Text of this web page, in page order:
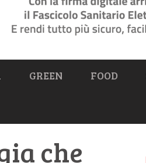
GREEN FOOD
che